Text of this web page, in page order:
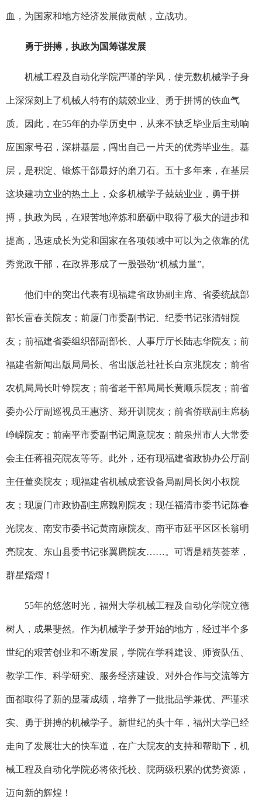
血，为国家和地方经济发展做贡献，立战功。
勇于拼搏，执政为国筹谋发展
机械工程及自动化学院严谨的学风，使无数机械学子身
上深深刻上了机械人特有的兢兢业业、勇于拼博的铁血气
质。因此，在55年的办学历史中，从来不缺乏毕业后主动响
应国家号召，深耕基层，闯出自己一片天的优秀毕业生。基
层，是积淀、锻炼干部最好的磨刀石。五十多年来，在基层
这块建功立业的热土上，众多机械学子兢兢业业，勇于拼
搏，执政为民，在艰苦地淬炼和磨砺中取得了极大的进步和
提高，迅速成长为党和国家在各项领域中可以为之依靠的优
秀党政干部，在政界形成了一股强劲“机械力量”。
他们中的突出代表有现福建省政协副主席、省委统战部
部长雷春美院友；前厦门市委副书记、纪委书记张清钳院
友；前福建省委组织部副部长、人事厅厅长陆志华院友；前
福建省新闻出版局局长、省出版总社社长白京兆院友；前省
农机局局长叶铮院友；前省老干部局局长黄顺乐院友；前省
委办公厅副巡视员王惠济、郑开训院友；前省侨联副主席杨
峥嵘院友；前南平市委副书记周意院友；前泉州市人大常委
会主任蒋祖亮院友等等。此外，还有现福建省政协办公厅副
主任董奕院友；现福建省机械成套设备局副局长闵小权院
友；现厦门市政协副主席魏刚院友；现任福清市委书记陈春
光院友、南安市委书记黄南康院友、南平市延平区区长翁明
亮院友、东山县委书记张翼腾院友……。可谓是精英荟萃，
群星熠熠！
55年的悠悠时光，福州大学机械工程及自动化学院立德
树人，成果斐然。作为机械学子梦开始的地方，经过半个多
世纪的艰苦创业和不断发展，学院在学科建设、师资队伍、
教学工作、科学研究、服务经济建设、对外合作与交流等方
面都取得了新的显著成绩，培养了一批批品学兼优、严谨求
实、勇于拼搏的机械学子。新世纪的头十年，福州大学已经
走向了发展壮大的快车道，在广大院友的支持和帮助下，机
械工程及自动化学院必将依托校、院两级积累的优势资源，
迈向新的辉煌！